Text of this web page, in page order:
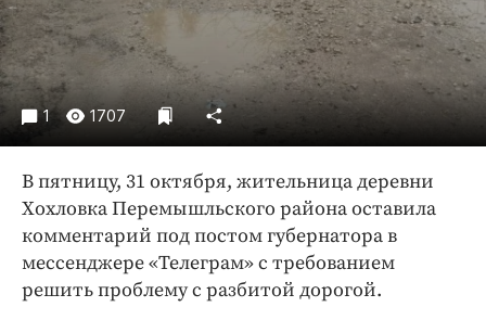
Праздники
Происшествия
Спорт
Экономика и бизнес
Блоги
Издания
Медиаперсона
Интересное чтиво
1 1707
В пятницу, 31 октября, жительница деревни
Хохловка Перемышльского района оставила
комментарий под постом губернатора в
мессенджере «Телеграм» с требованием
решить проблему с разбитой дорогой.